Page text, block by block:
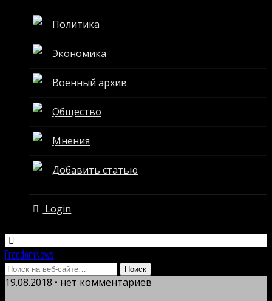
Политика
Экономика
Военный архив
Общество
Мнения
Добавить статью
Login
FreedomNews
19.08.2018 • нет комментариев